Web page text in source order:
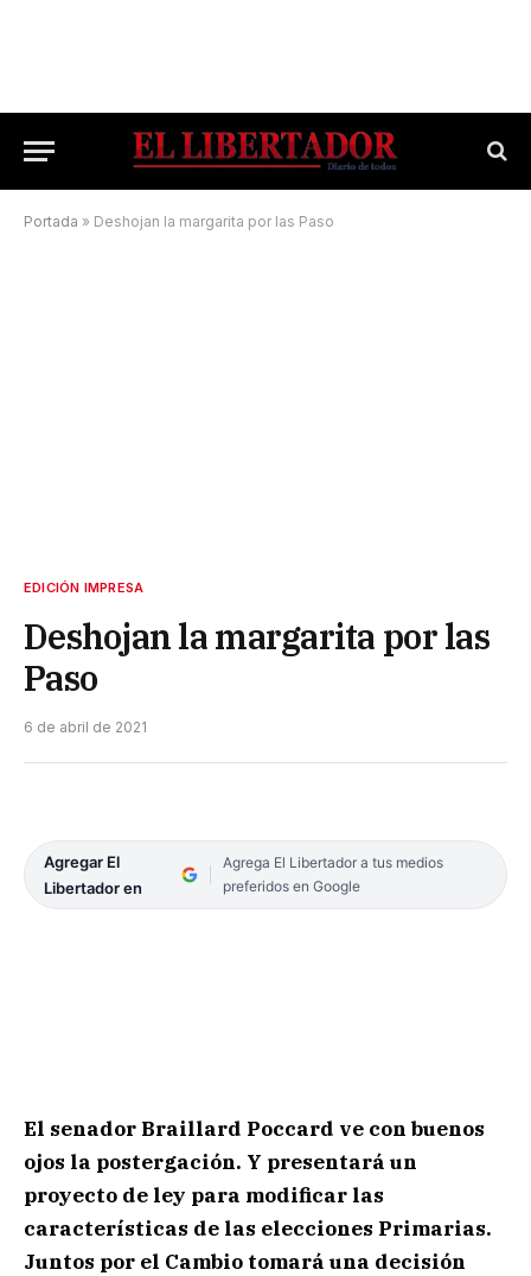
Portada » Deshojan la margarita por las Paso
EDICIÓN IMPRESA
Deshojan la margarita por las
Paso
6 de abril de 2021
Agregar El
Libertador en
Agrega El Libertador a tus medios
preferidos en Google
El senador Braillard Poccard ve con buenos
ojos la postergación. Y presentará un
proyecto de ley para modificar las
características de las elecciones Primarias.
Juntos por el Cambio tomará una decisión